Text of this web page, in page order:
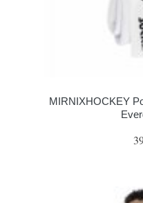
MIRNIXHOCKEY